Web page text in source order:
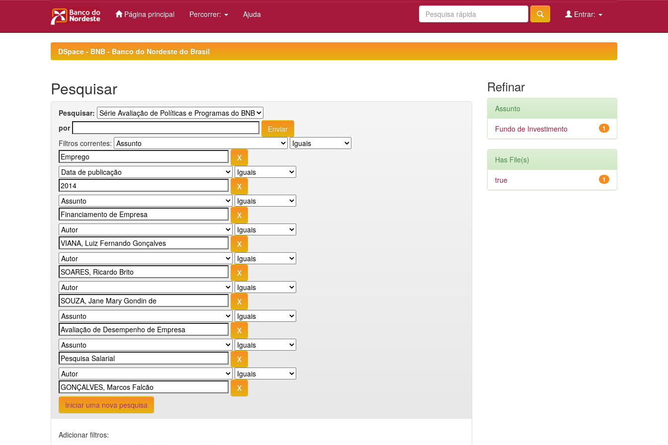
Página principal Percorrer: Ajuda Entrar:
DSpace - BNB - Banco do Nordeste do Brasil
Pesquisar
Pesquisar:
por
Filtros correntes:
Iniciar uma nova pesquisa
Adicionar filtros:
Refinar
Assunto
1
Fundo de Investimento
Has File(s)
1
true